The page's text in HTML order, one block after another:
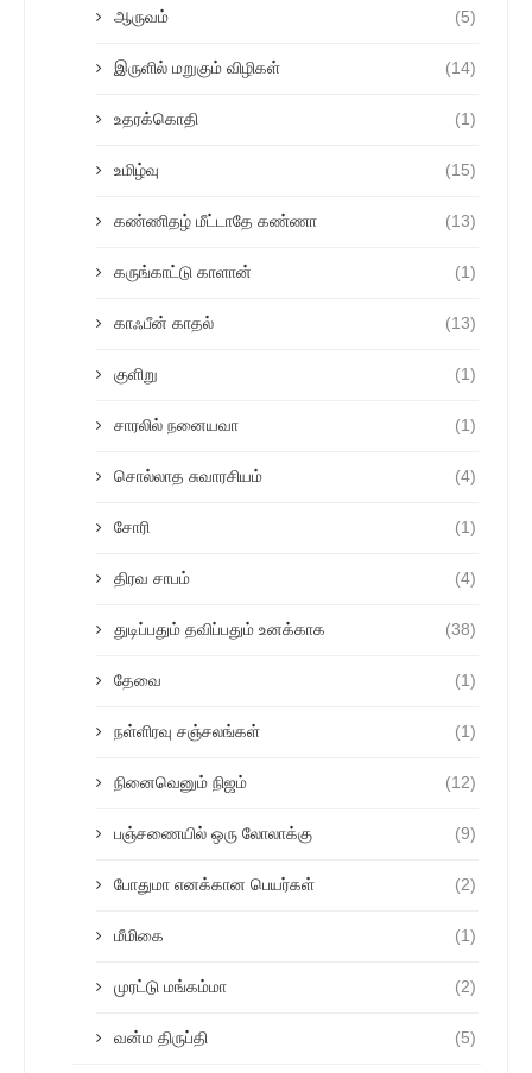
ஆருவம் (5)
இருளில் மறுகும் விழிகள் (14)
உதரக்கொதி (1)
உமிழ்வு (15)
கண்ணிதழ் மீட்டாதே கண்ணா (13)
கருங்காட்டு காளான் (1)
காஃபீன் காதல் (13)
குளிறு (1)
சாரலில் நனையவா (1)
சொல்லாத சுவாரசியம் (4)
சோரி (1)
திரவ சாபம் (4)
துடிப்பதும் தவிப்பதும் உனக்காக (38)
தேவை (1)
நள்ளிரவு சஞ்சலங்கள் (1)
நினைவெனும் நிஜம் (12)
பஞ்சணையில் ஒரு லோலாக்கு (9)
போதுமா எனக்கான பெயர்கள் (2)
மீமிகை (1)
முரட்டு மங்கம்மா (2)
வன்ம திருப்தி (5)